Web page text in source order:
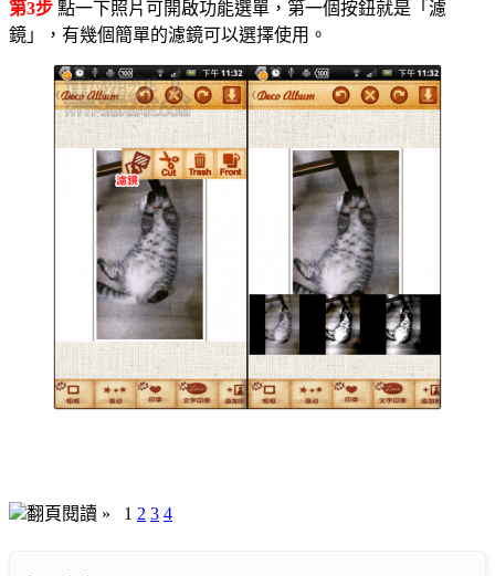
第3步 點一下照片可開啟功能選單，第一個按鈕就是「濾
鏡」，有幾個簡單的濾鏡可以選擇使用。
翻頁閱讀 » 1 2 3 4